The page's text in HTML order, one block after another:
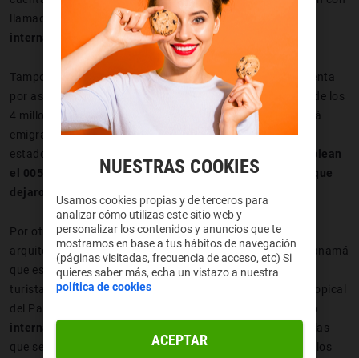
llamadas telefónicas en las que está presente el
internacional 00507.
Tampoco podemos olvidar que el uso de este prefijo aumenta
por aspectos como el turismo o la emigración. Una parte de los
4 millones de habitantes que tiene la República de Panamá
emigra a otros países, entre ellos España porque ambos
estados comparten el mismo idioma. Estas personas
emplean
el 00507 para comunicarse con los familiares y amigos que
dejaron en Panamá.
Por otro lado, la fusión de arquitectura colonial con la
arquitectura moderna que se puede ver en la ciudad de Panamá
que es la capital de este país atrae a un gran número de
turistas, así como elementos naturales como el bosque tropical
del Parque Natural Metropolitano.
Este código telefónico
internacional también está presente
en las llamadas en las
que se contratan los viajes y las excursiones que realizan los
NUESTRAS COOKIES
Usamos cookies propias y de terceros para
analizar cómo utilizas este sitio web y
personalizar los contenidos y anuncios que te
mostramos en base a tus hábitos de navegación
(páginas visitadas, frecuencia de acceso, etc) Si
quieres saber más, echa un vistazo a nuestra
política de cookies
ACEPTAR